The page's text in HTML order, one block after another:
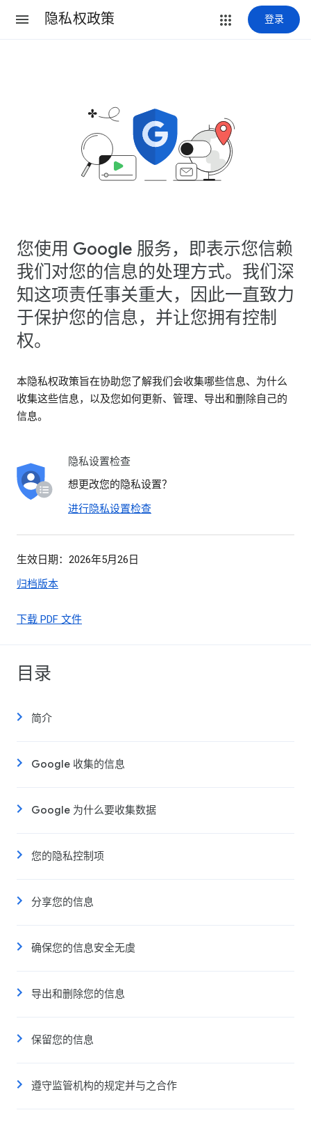
隐私权政策 登录
您使用 Google 服务，即表示您信赖
我们对您的信息的处理方式。我们深
知这项责任事关重大，因此一直致力
于保护您的信息，并让您拥有控制
权。
本隐私权政策旨在协助您了解我们会收集哪些信息、为什么
收集这些信息，以及您如何更新、管理、导出和删除自己的
信息。
隐私设置检查
想更改您的隐私设置？
进行隐私设置检查
生效日期：2026年5月26日
归档版本
下载 PDF 文件
目录
简介
Google 收集的信息
Google 为什么要收集数据
您的隐私控制项
分享您的信息
确保您的信息安全无虞
导出和删除您的信息
保留您的信息
遵守监管机构的规定并与之合作